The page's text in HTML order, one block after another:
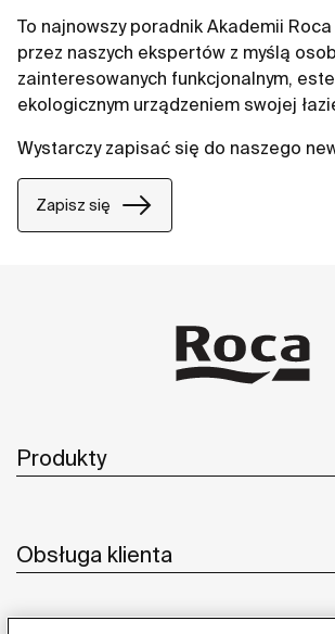
To najnowszy poradnik Akademii
przez naszych ekspertów z myślą
zainteresowanych funkcjonalnym,
ekologicznym urządzeniem swojej
Wystarczy zapisać się do naszego
Zapisz się
Produkty
Obsługa klienta